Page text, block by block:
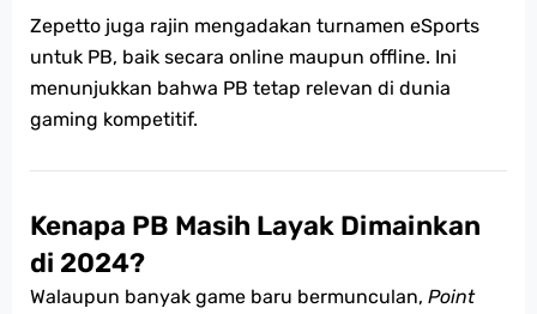
Zepetto juga rajin mengadakan turnamen eSports
untuk PB, baik secara online maupun offline. Ini
menunjukkan bahwa PB tetap relevan di dunia
gaming kompetitif.
Kenapa PB Masih Layak Dimainkan
di 2024?
Walaupun banyak game baru bermunculan, Point